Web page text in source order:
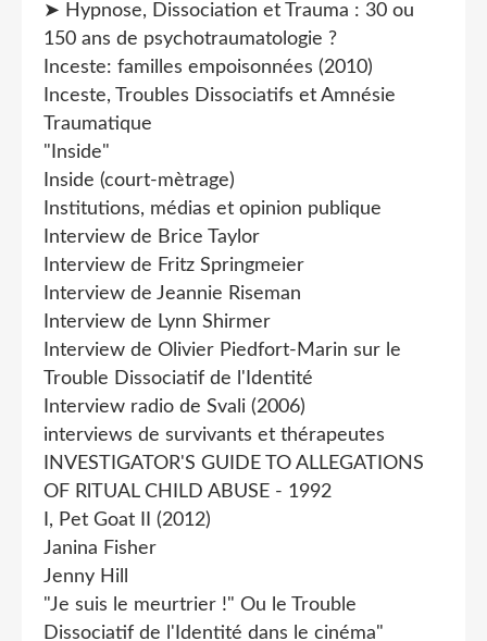
➤ Hypnose, Dissociation et Trauma : 30 ou
150 ans de psychotraumatologie ?
Inceste: familles empoisonnées (2010)
Inceste, Troubles Dissociatifs et Amnésie
Traumatique
"Inside"
Inside (court-mètrage)
Institutions, médias et opinion publique
Interview de Brice Taylor
Interview de Fritz Springmeier
Interview de Jeannie Riseman
Interview de Lynn Shirmer
Interview de Olivier Piedfort-Marin sur le
Trouble Dissociatif de l'Identité
Interview radio de Svali (2006)
interviews de survivants et thérapeutes
INVESTIGATOR'S GUIDE TO ALLEGATIONS
OF RlTUAL CHILD ABUSE - 1992
I, Pet Goat II (2012)
Janina Fisher
Jenny Hill
"Je suis le meurtrier !" Ou le Trouble
Dissociatif de l'Identité dans le cinéma"